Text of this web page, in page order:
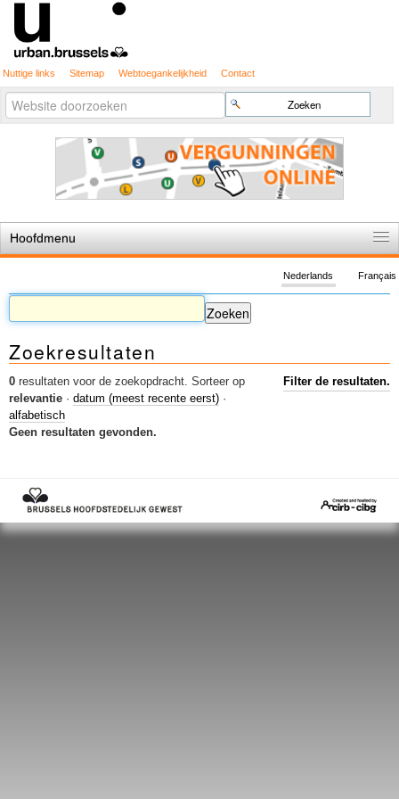
Nuttige links Sitemap Webtoegankelijkheid Contact
Zoek
Geavanceerd
zoeken...
Hoofdmenu
De spelregels
Stedenbouwkundige vergunning
Cartografie
Studies en publicaties
Sleutelwoorden
Stedenbouwkundige inlichtingen
Français
Nederlands
Zoekresultaten
0 resultaten voor de zoekopdracht. Filter de resultaten.
Sorteer op
relevantie · datum (meest recente eerst) ·
alfabetisch
Geen resultaten gevonden.